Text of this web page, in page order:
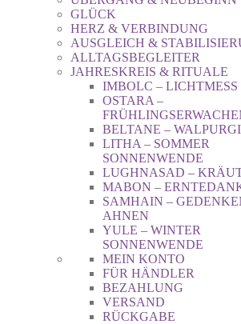
GLÜCK
HERZ & VERBINDUNG
AUSGLEICH &
ALLTAGSBEGLEITER
JAHRESKREIS & RITUALE
IMBOLC – LICHTMESS
OSTARA –
BELTANE –
LITHA – SOMMER
SONNENWENDE
LUGHNASAD –
MABON –
SAMHAIN –
AHNEN
YULE – WINTER
SONNENWENDE
MEIN KONTO
FÜR HÄNDLER
BEZAHLUNG
VERSAND
RÜCKGABE